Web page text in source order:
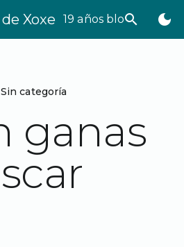
Xoxe 19 años bloggeando
search dark_mode
Sin categoría
ganas